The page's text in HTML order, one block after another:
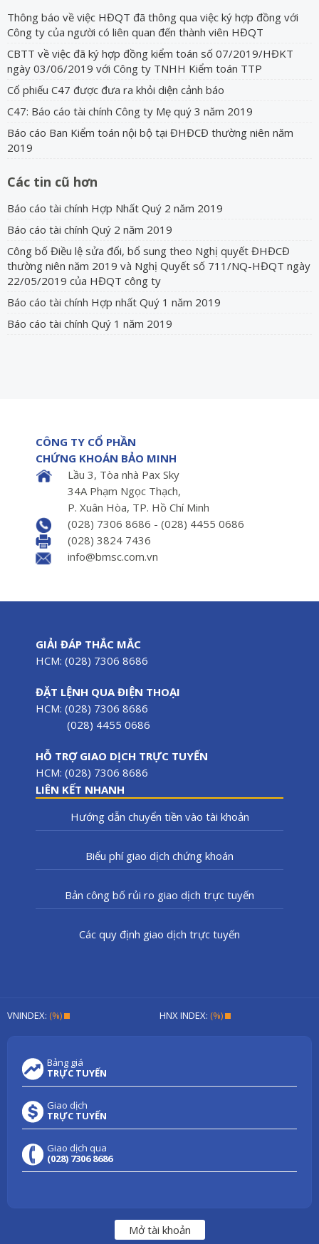
Thông báo về việc HĐQT đã thông qua việc ký hợp đồng với
Công ty của người có liên quan đến thành viên HĐQT
CBTT về việc đã ký hợp đồng kiểm toán số 07/2019/HĐKT
ngày 03/06/2019 với Công ty TNHH Kiểm toán TTP
Cổ phiếu C47 được đưa ra khỏi diện cảnh báo
C47: Báo cáo tài chính Công ty Mẹ quý 3 năm 2019
Báo cáo Ban Kiểm toán nội bộ tại ĐHĐCĐ thường niên năm
2019
Các tin cũ hơn
Báo cáo tài chính Hợp Nhất Quý 2 năm 2019
Báo cáo tài chính Quý 2 năm 2019
Công bố Điều lệ sửa đổi, bổ sung theo Nghị quyết ĐHĐCĐ
thường niên năm 2019 và Nghị Quyết số 711/NQ-HĐQT ngày
22/05/2019 của HĐQT công ty
Báo cáo tài chính Hợp nhất Quý 1 năm 2019
Báo cáo tài chính Quý 1 năm 2019
CÔNG TY CỔ PHẦN
CHỨNG KHOÁN BẢO MINH
Lầu 3, Tòa nhà Pax Sky
34A Phạm Ngọc Thạch,
P. Xuân Hòa, TP. Hồ Chí Minh
(028) 7306 8686 - (028) 4455 0686
(028) 3824 7436
info@bmsc.com.vn
GIẢI ĐÁP THẮC MẮC
HCM: (028) 7306 8686
ĐẶT LỆNH QUA ĐIỆN THOẠI
HCM: (028) 7306 8686
(028) 4455 0686
HỖ TRỢ GIAO DỊCH TRỰC TUYẾN
HCM: (028) 7306 8686
LIÊN KẾT NHANH
Hướng dẫn chuyển tiền vào tài khoản
Biểu phí giao dịch chứng khoán
Bản công bố rủi ro giao dịch trực tuyến
Các quy định giao dịch trực tuyến
VNINDEX: (%) HNX INDEX: (%)
Bảng giá
TRỰC TUYẾN
Giao dịch
TRỰC TUYẾN
Giao dịch qua
(028) 7306 8686
Mở tài khoản